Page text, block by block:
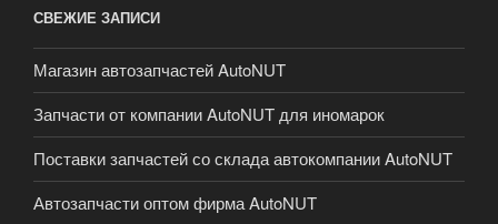
СВЕЖИЕ ЗАПИСИ
Магазин автозапчастей AutoNUT
Запчасти от компании AutoNUT для иномарок
Поставки запчастей со склада автокомпании AutoNUT
Автозапчасти оптом фирма AutoNUT